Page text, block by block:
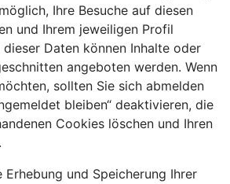
Ihre Besuche auf diesen
und Ihrem jeweiligen Profil
Daten können Inhalte oder
angeboten werden. Wenn
sollten Sie sich abmelden
bleiben“ deaktivieren, die
Cookies löschen und Ihren
Erhebung und Speicherung Ihrer